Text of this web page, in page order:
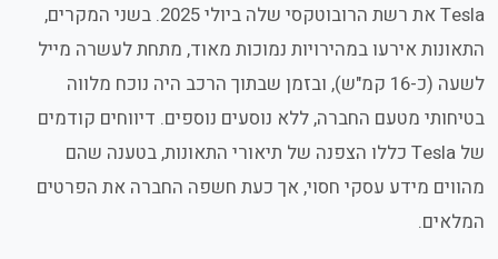
Tesla את רשת הרובוטקסי שלה ביולי 2025. בשני המקרים,
התאונות אירעו במהירויות נמוכות מאוד, מתחת לעשרה מייל
לשעה (כ-16 קמ"ש), ובזמן שבתוך הרכב היה נוכח מלווה
בטיחותי מטעם החברה, ללא נוסעים נוספים. דיווחים קודמים
של Tesla כללו הצפנה של תיאורי התאונות, בטענה שהם
מהווים מידע עסקי חסוי, אך כעת חשפה החברה את הפרטים
המלאים.